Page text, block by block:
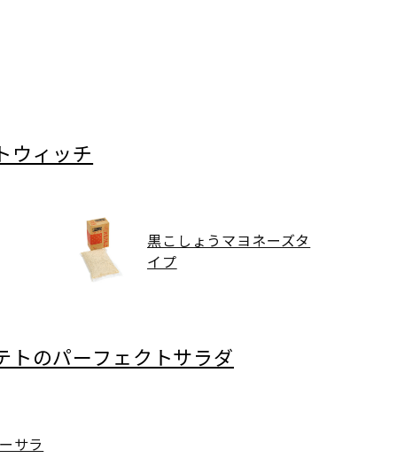
ウィッチ
黒こしょうマヨネーズタ
イプ
トのパーフェクトサラダ
サラ